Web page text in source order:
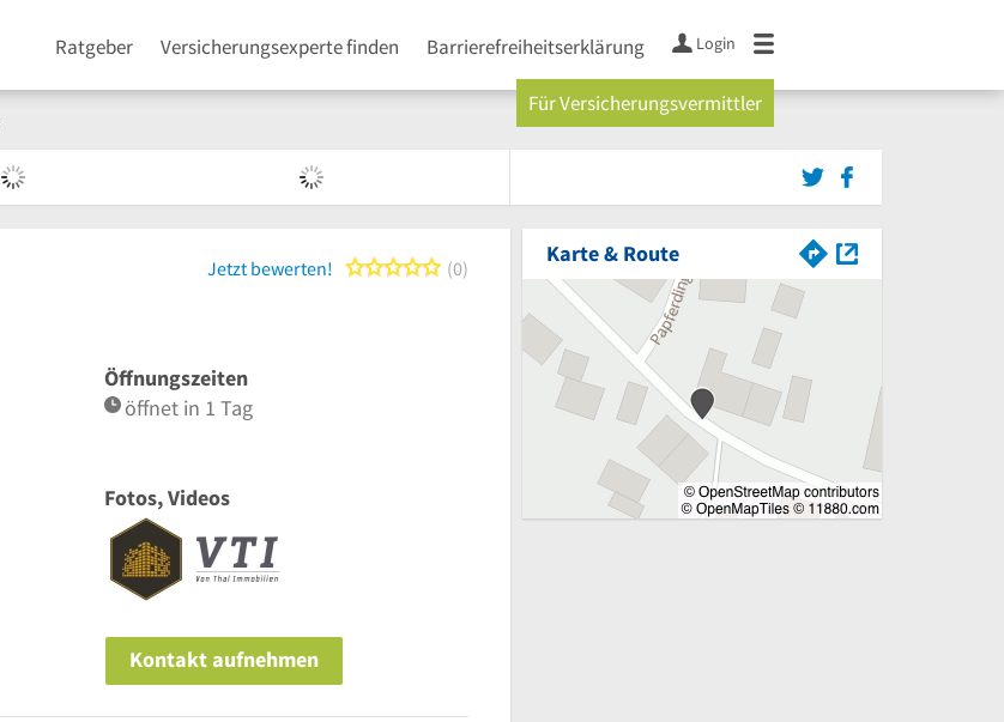
Ratgeber Versicherungsexperte finden Barrierefreiheitserklärung Login
Für Versicherungsvermittler
Jetzt bewerten! 0 von 5 Sternen
0
Öffnungszeiten
öffnet in 1 Tag
Fotos, Videos
Kontakt aufnehmen
Karte & Route